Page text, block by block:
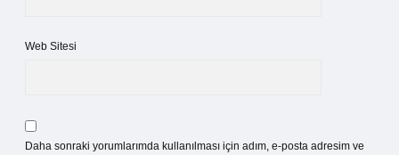
Web Sitesi
Daha sonraki yorumlarımda kullanılması için adım, e-posta adresim ve